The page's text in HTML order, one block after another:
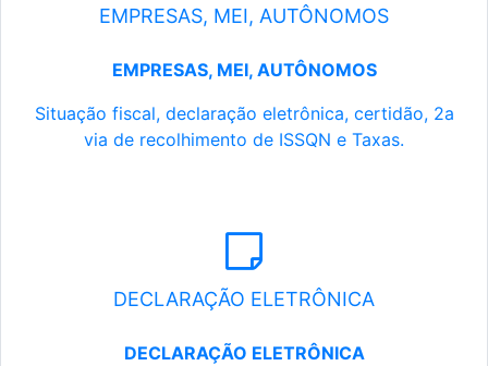
EMPRESAS, MEI, AUTÔNOMOS
EMPRESAS, MEI, AUTÔNOMOS
Situação fiscal, declaração eletrônica, certidão, 2a
via de recolhimento de ISSQN e Taxas.
DECLARAÇÃO ELETRÔNICA
DECLARAÇÃO ELETRÔNICA